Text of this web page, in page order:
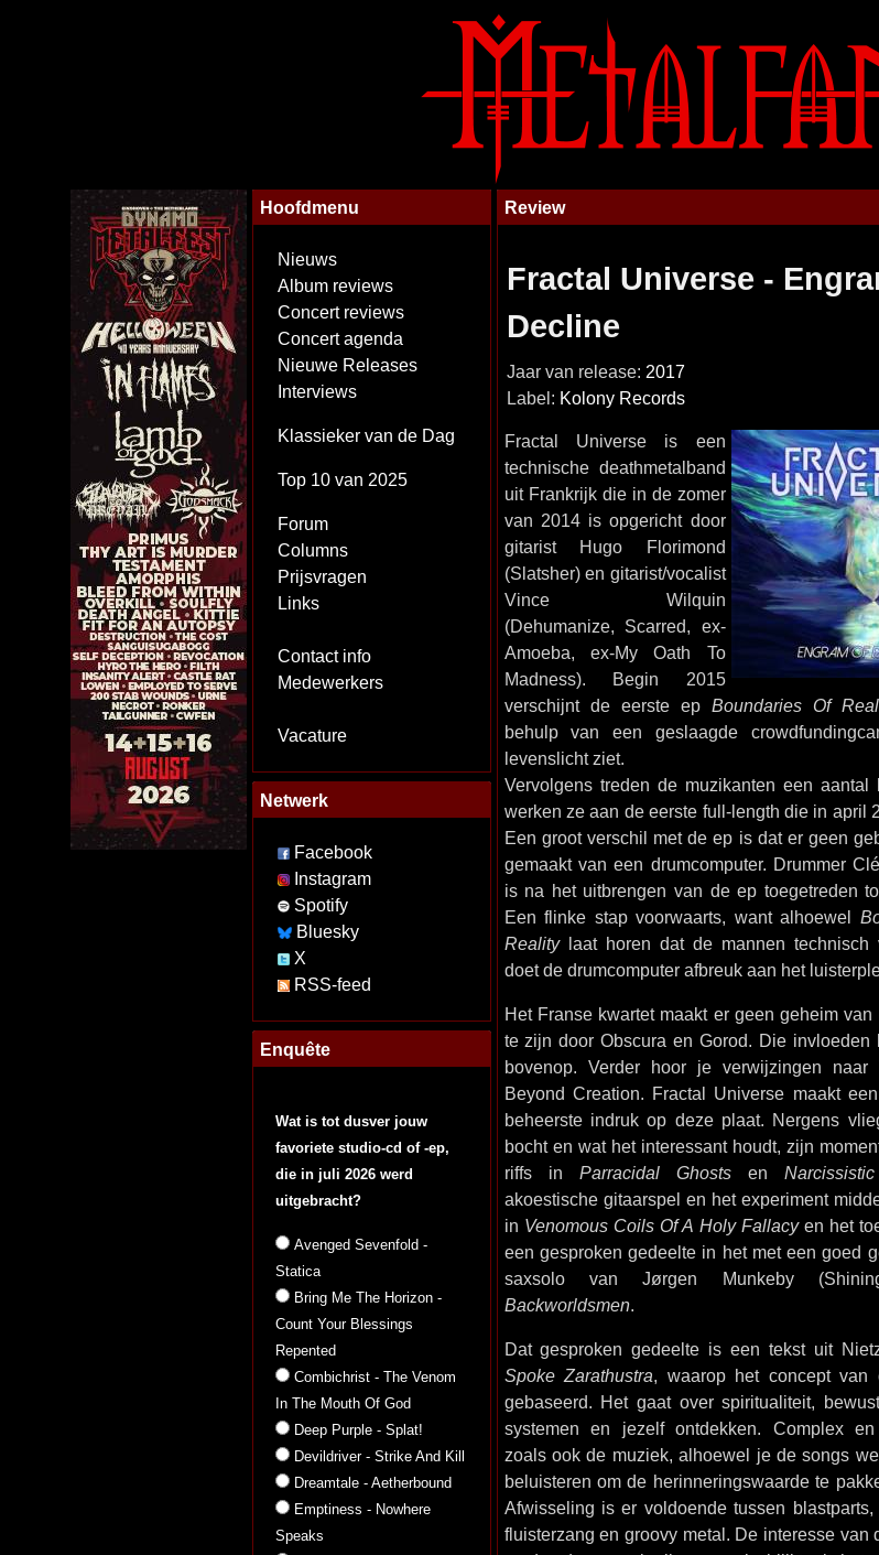
Hoofdmenu
Nieuws
Album reviews
Concert reviews
Concert agenda
Nieuwe Releases
Interviews
Klassieker van de Dag
Top 10 van 2025
Forum
Columns
Prijsvragen
Links
Contact info
Medewerkers
Vacature
Netwerk
Facebook
Instagram
Spotify
Bluesky
X
RSS-feed
Enquête
Wat is tot dusver jouw
favoriete studio-cd of -ep,
die in juli 2026 werd
uitgebracht?
Avenged Sevenfold -
Statica
Bring Me The Horizon -
Count Your Blessings
Repented
Combichrist - The Venom
In The Mouth Of God
Deep Purple - Splat!
Devildriver - Strike And Kill
Dreamtale - Aetherbound
Emptiness - Nowhere
Speaks
Review
Fractal Universe -
Decline
Jaar van release: 2017
Label: Kolony Records
Fractal Universe is een
technische deathmetalband
uit Frankrijk die in de zomer
van 2014 is opgericht door
gitarist Hugo Florimond
(Slatsher) en gitarist/vocalist
Vince Wilquin
(Dehumanize, Scarred, ex-
Amoeba, ex-My Oath To
Madness). Begin 2015
verschijnt de eerste ep Boundaries Of
behulp van een geslaagde
levenslicht ziet.
Vervolgens treden de muzikanten een aantal
werken ze aan de eerste full-length die in april
Een groot verschil met de ep is dat er geen
gemaakt van een drumcomputer. Drummer
is na het uitbrengen van de ep toegetreden
Een flinke stap voorwaarts, want alhoewel
Realitylaat horen dat de mannen technisch
doet de drumcomputer afbreuk aan het
Het Franse kwartet maakt er geen geheim van
te zijn door Obscura en Gorod. Die invloeden
bovenop. Verder hoor je verwijzingen naar
Beyond Creation. Fractal Universe maakt
beheerste indruk op deze plaat. Nergens
bocht en wat het interessant houdt, zijn
riffs in Parracidal Ghostsen
akoestische gitaarspel en het experiment
in Venomous Coils Of A Holy Fallacyen het
een gesproken gedeelte in het met een goed
saxsolo van Jørgen Munkeby
Backworldsmen.
Dat gesproken gedeelte is een tekst uit
Spoke Zarathustra, waarop het concept van
gebaseerd. Het gaat over spiritualiteit,
systemen en jezelf ontdekken. Complex en
zoals ook de muziek, alhoewel je de songs
beluisteren om de herinneringswaarde te
Afwisseling is er voldoende tussen blastparts,
fluisterzang en groovy metal. De interesse van